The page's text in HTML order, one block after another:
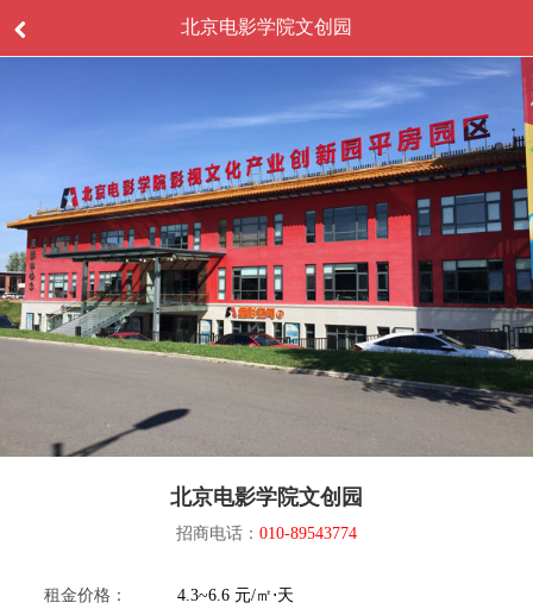
北京电影学院文创园
北京电影学院文创园
招商电话： 010-89543774
租金价格：
4.3~6.6 元/㎡⋅天